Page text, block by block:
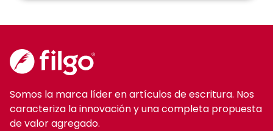
Somos la marca líder en artículos de escritura. Nos
caracteriza la innovación y una completa propuesta
de valor agregado.